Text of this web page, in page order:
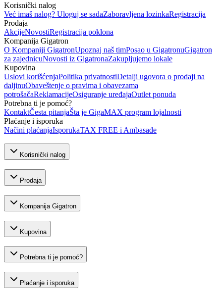
Korisnički nalog
Već imaš nalog? Uloguj se sadaZaboravljena lozinkaRegistracija
Prodaja
AkcijeNovostiRegistracija poklona
Kompanija Gigatron
O Kompaniji GigatronUpoznaj naš timPosao u GigatronuGigatron
za zajednicuNovosti iz GigatronaZakupljujemo lokale
Kupovina
Uslovi korišćenjaPolitika privatnostiDetalji ugovora o prodaji na
daljinuObaveštenje o pravima i obavezama
potrošačaReklamacijeOsiguranje uređajaOutlet ponuda
Potrebna ti je pomoć?
KontaktČesta pitanjaŠta je GigaMAX program lojalnosti
Plaćanje i isporuka
Načini plaćanjaIsporukaTAX FREE i Ambasade
Korisnički nalog
Prodaja
Kompanija Gigatron
Kupovina
Potrebna ti je pomoć?
Plaćanje i isporuka